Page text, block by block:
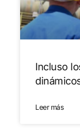
Incluso
Leer más